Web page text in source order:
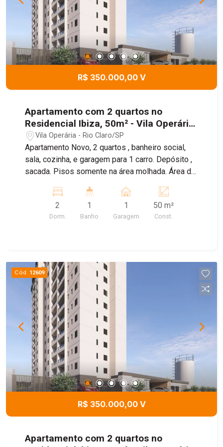
comércios, trazendo mais praticidade para sua
rotina. Agende sua visita com um de nossos
corretores e aproveite esta oportunidade!
R$ 350.000,00 V
Apartamento com 2 quartos no
Residencial Ibiza, 50m² - Vila Operária,
Rio Claro/SP
Vila Operária - Rio Claro/SP
Apartamento Novo, 2 quartos , banheiro social,
sala, cozinha, e garagem para 1 carro. Depósito ,
sacada. Pisos somente na área molhada. Área de
espaço pets, salão de festas, playground.
2
Dorm.
1
Banho
1
Garagem
50 m²
Const.
Cód. 12609
R$ 350.000,00 V
Apartamento com 2 quartos no